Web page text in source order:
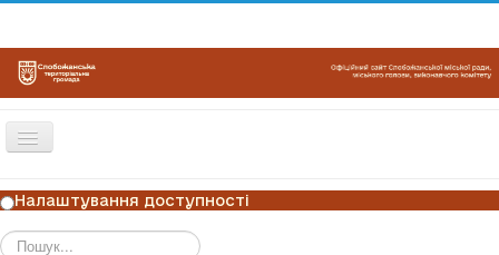
Перемикач
ГОЛОВНА
НОВИНИ
Налаштування доступності